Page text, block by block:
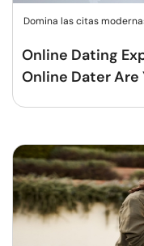
Domina las citas
Online Dating
Online Dater Are